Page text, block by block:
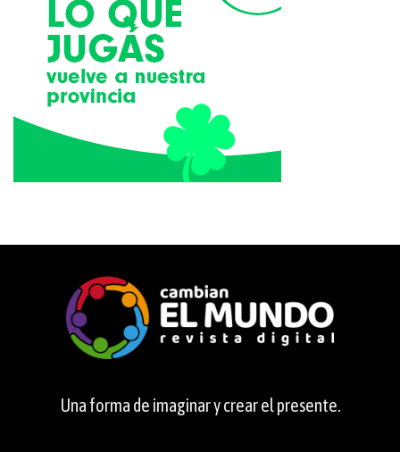
Una forma de imaginar y crear el presente.